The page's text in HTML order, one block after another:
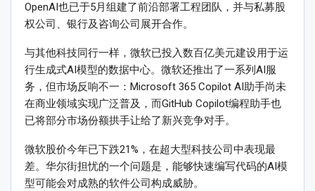
OpenAI也已于5月组建了前沿部署工程团队，并与私募股
权公司、银行及咨询公司展开合作。
与其他科技同行一样，微软已投入数百亿美元建设用于运
行生成式AI模型的数据中心。微软还推出了一系列AI服
务，但市场反响不一：Microsoft 365 Copilot AI助手尚未
在商业领域实现广泛普及，而GitHub Copilot编程助手也
已将部分市场份额拱手让给了新兴竞争对手。
微软股价今年已下跌21%，在超大型科技公司中表现最
差。华尔街担忧的一个问题是，能够快速编写代码的AI模
型可能会对成熟的软件公司构成威胁。